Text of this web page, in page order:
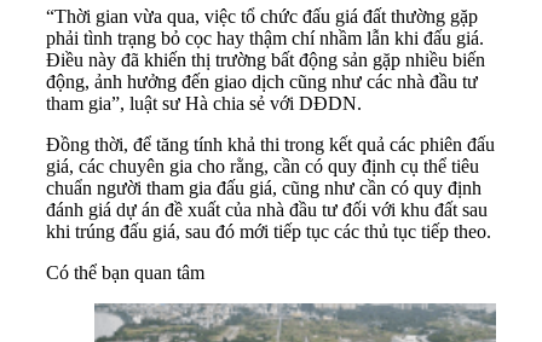
“Thời gian vừa qua, việc tổ chức đấu giá đất thường gặp
phải tình trạng bỏ cọc hay thậm chí nhầm lẫn khi đấu giá.
Điều này đã khiến thị trường bất động sản gặp nhiều biến
động, ảnh hưởng đến giao dịch cũng như các nhà đầu tư
tham gia”, luật sư Hà chia sẻ với DĐDN.
Đồng thời, để tăng tính khả thi trong kết quả các phiên đấu
giá, các chuyên gia cho rằng, cần có quy định cụ thể tiêu
chuẩn người tham gia đấu giá, cũng như cần có quy định
đánh giá dự án đề xuất của nhà đầu tư đối với khu đất sau
khi trúng đấu giá, sau đó mới tiếp tục các thủ tục tiếp theo.
Có thể bạn quan tâm